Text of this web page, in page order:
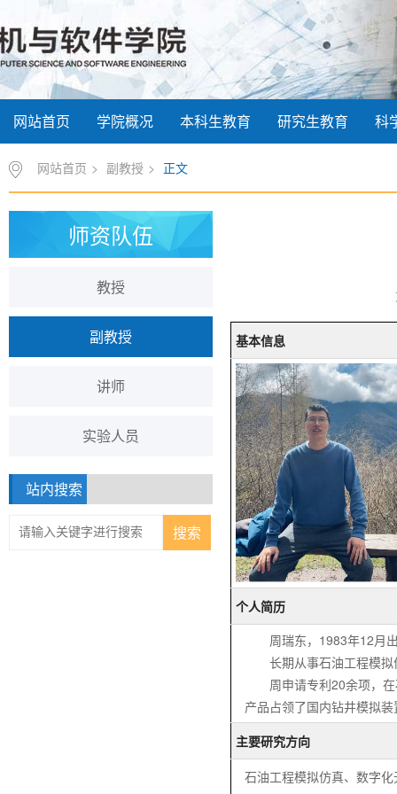
网站首页 学院概况 本科生教育 研究生教育 科
网站首页 > 副教授 > 正文
师资队伍
教授
副教授
讲师
实验人员
站内搜索
基本信息
个人简历
周瑞东，1983年12月
长期从事石油工程模
周申请专利20余项，
产品占领了国内钻井模拟
主要研究方向
石油工程模拟仿真、数字